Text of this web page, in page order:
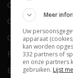
Contact
Over ons
Colofon
FAQ
Blog
Meer
Uw
apparaat
kan worden
332 partners of
en onze partners
gebruiken. Lijst